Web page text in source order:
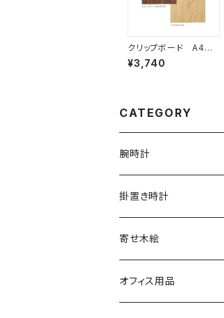
クリップボード A4サ
イズ
¥3,740
CATEGORY
腕時計
文字盤シングルタイプ
シルバーリングタイプ
シルバーリングタイプ
文字盤ツートンタイプ
掛置き時計
ふくろう時計
振り子時計
寄せ木絵
ふくろう
オフィス用品